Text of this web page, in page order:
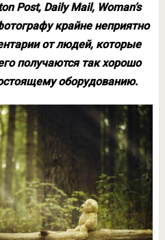
Post, Daily Mail, Woman’s
крайне неприятно
от людей, которые
получаются так хорошо
оборудованию.